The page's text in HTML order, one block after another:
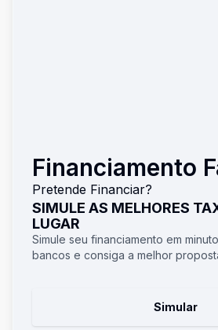
Financiamento
Pretende Financiar?
SIMULE AS MELHORES
LUGAR
Simule seu financiamento em
bancos e consiga a melhor
Simular